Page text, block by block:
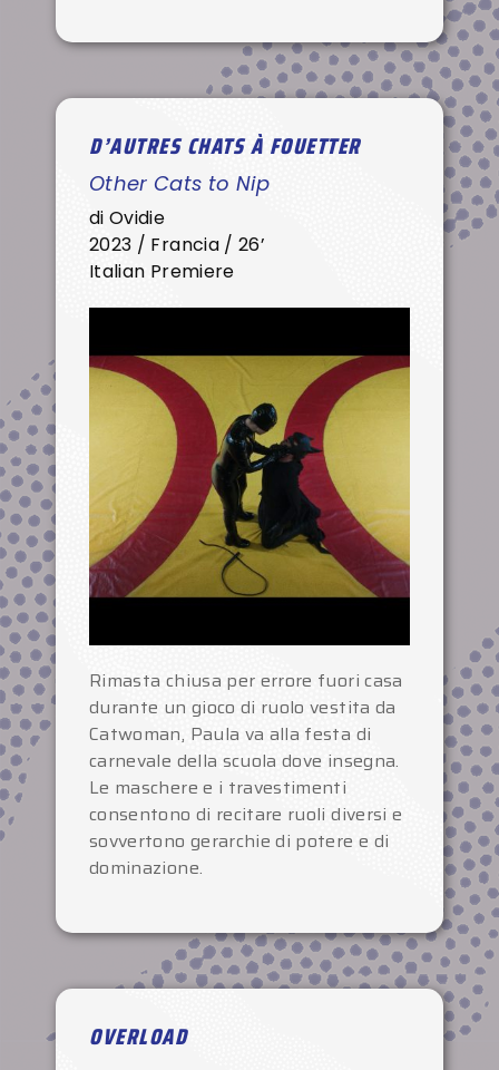
D’AUTRES CHATS À FOUETTER
Other Cats to Nip
di Ovidie
2023 / Francia / 26’
Italian Premiere
Rimasta chiusa per errore fuori casa
durante un gioco di ruolo vestita da
Catwoman, Paula va alla festa di
carnevale della scuola dove insegna.
Le maschere e i travestimenti
consentono di recitare ruoli diversi e
sovvertono gerarchie di potere e di
dominazione.
OVERLOAD